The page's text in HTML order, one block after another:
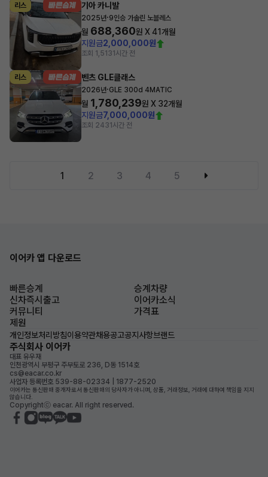
리스 기아 카니발
2025년·9인승 가솔린 노블레스
월 688,360원 X41개월
지원금2,000,000원
조회 1,5131시간 전
리스 벤츠 GLE클래스
2026년·GLE 300d 4MATIC
월 1,780,239원 X 32개월
지원금7,000,000원
조회 2431시간 전
1 2 3 4 5
이어카 앱 다운로드
빠른승계
승계차량
신차즉시출고
이어카소식
커뮤니티
가격표
제원
개인정보처리방침이용약관채용공고공지사항브랜드
주식회사 이어카
대표 유우재
인천광역시 부평구 주부토로 236, D동 1514호
cs@eacar.co.kr
사업자 등록번호 539-88-02334 | 1877-2520
이어카는 통신판매 중개자로서 통신판매의 당사자가 아니며, 상품, 거래정보, 거래에 대하여 책임을 지지
않습니다.
Copyrightⓒ eacar. All right reserved.